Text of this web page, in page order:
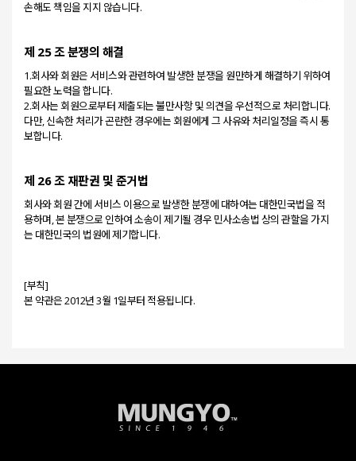
제 25 조 분쟁의 해결
1.회사와 회원은 서비스와 관련하여 발생한 분쟁을 원만하게 해결하기 위하여
필요한 노력을 합니다.
2.회사는 회원으로부터 제출되는 불만사항 및 의견을 우선적으로 처리합니다.
다만, 신속한 처리가 곤란한 경우에는 회원에게 그 사유와 처리일정을 즉시 통
제 26 조 재판권 및 준거법
회사와 회원 간에 서비스 이용으로 발생한 분쟁에 대하여는 대한민국법을 적
용하며, 본 분쟁으로 인하여 소송이 제기될 경우 민사소송법 상의 관할을 가지
[부칙]